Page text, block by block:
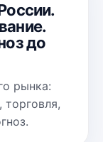
до
рынка: